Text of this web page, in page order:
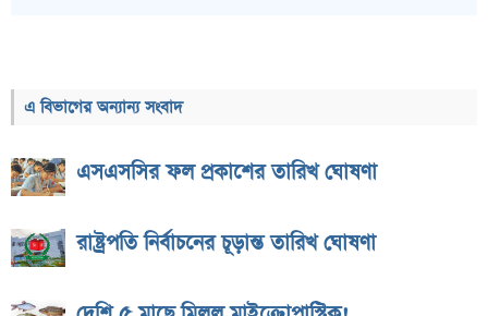
এ বিভাগের অন্যান্য সংবাদ
এসএসসির ফল প্রকাশের তারিখ ঘোষণা
রাষ্ট্রপতি নির্বাচনের চূড়ান্ত তারিখ ঘোষণা